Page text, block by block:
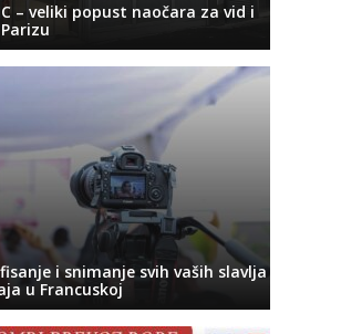
– veliki popust naočara za vid i
i snimanje svih vaših slavlja
u Francuskoj